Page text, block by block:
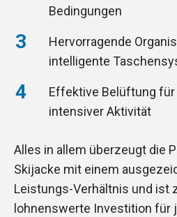
Bedingungen
Hervorragende
intelligente
Effektive Belüftung
intensiver Aktivität
Alles in allem überzeugt die
Skijacke mit einem
Leistungs-Verhältnis und ist
lohnenswerte Investition für